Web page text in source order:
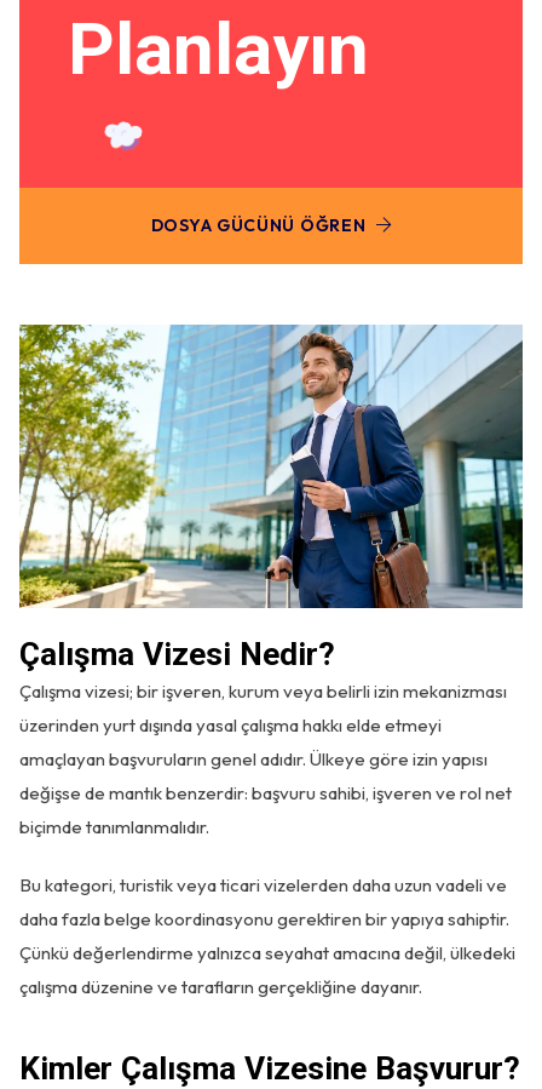
Planlayın
DOSYA GÜCÜNÜ ÖĞREN
Çalışma Vizesi Nedir?
Çalışma vizesi; bir işveren, kurum veya belirli izin mekanizması
üzerinden yurt dışında yasal çalışma hakkı elde etmeyi
amaçlayan başvuruların genel adıdır. Ülkeye göre izin yapısı
değişse de mantık benzerdir: başvuru sahibi, işveren ve rol net
biçimde tanımlanmalıdır.
Bu kategori, turistik veya ticari vizelerden daha uzun vadeli ve
daha fazla belge koordinasyonu gerektiren bir yapıya sahiptir.
Çünkü değerlendirme yalnızca seyahat amacına değil, ülkedeki
çalışma düzenine ve tarafların gerçekliğine dayanır.
Kimler Çalışma Vizesine Başvurur?